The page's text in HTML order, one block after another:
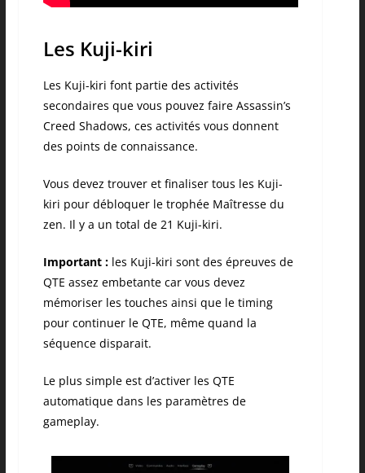
Les Kuji-kiri
Les Kuji-kiri font partie des activités
secondaires que vous pouvez faire Assassin’s
Creed Shadows, ces activités vous donnent
des points de connaissance.
Vous devez trouver et finaliser tous les Kuji-
kiri pour débloquer le trophée Maîtresse du
zen. Il y a un total de 21 Kuji-kiri.
Important :les Kuji-kiri sont des épreuves de
QTE assez embetante car vous devez
mémoriser les touches ainsi que le timing
pour continuer le QTE, même quand la
séquence disparait.
Le plus simple est d’activer les QTE
automatique dans les paramètres de
gameplay.